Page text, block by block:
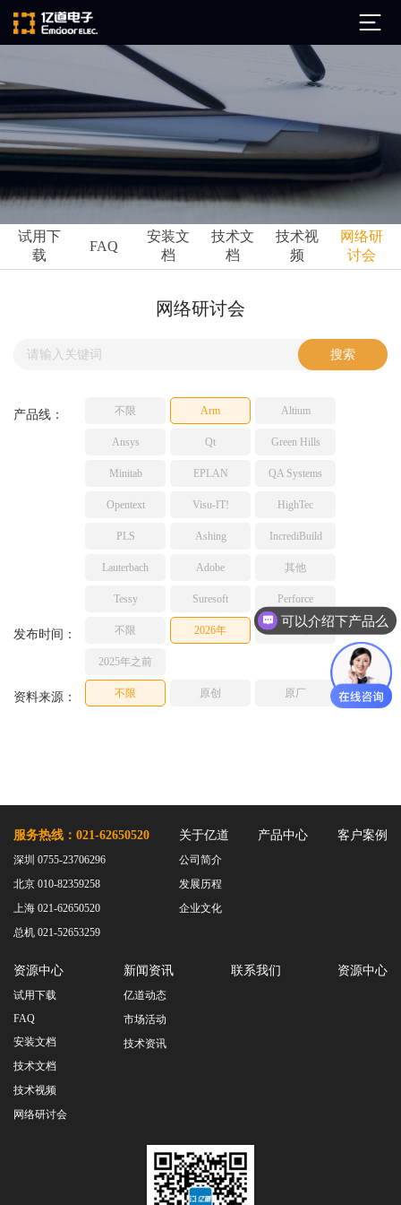
公司简介
发展历程
企业文化
ARM
Ansys
Perforce
TESSY
亿道动态
市场活动
技术文档
网络研讨会
试用下
载
FAQ
安装文
档
技术文
档
技术视
频
网络研
讨会
网络研讨会
产品线： 不限 Arm Altium
Ansys Qt Green Hills
Minitab EPLAN QA Systems
Opentext Visu-IT! HighTec
PLS Ashing IncrediBuild
Lauterbach Adobe 其他
Tessy Suresoft Perforce
发布时间： 不限 2026年 2025年
2025年之前
资料来源： 不限 原创 原厂
服务热线：021-62650520
深圳 0755-23706296
北京 010-82359258
上海 021-62650520
总机 021-52653259
关于亿道
公司简介
发展历程
企业文化
产品中心 客户案例
资源中心
试用下载
FAQ
安装文档
技术文档
技术视频
网络研讨会
新闻资讯
亿道动态
市场活动
技术资讯
联系我们 资源中心
可以介绍下产品么